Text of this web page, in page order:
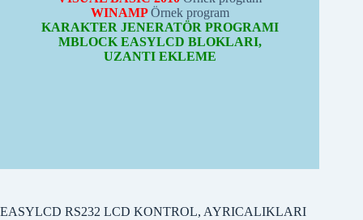
UZANTI EKLEME
EASYLCD RS232 LCD KONTROL, AYRICALIKLARI